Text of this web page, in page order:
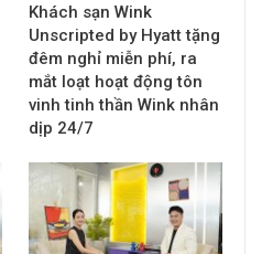
Khách sạn Wink
Unscripted by Hyatt tặng
đêm nghỉ miễn phí, ra
mắt loạt hoạt động tôn
vinh tinh thần Wink nhân
dịp 24/7